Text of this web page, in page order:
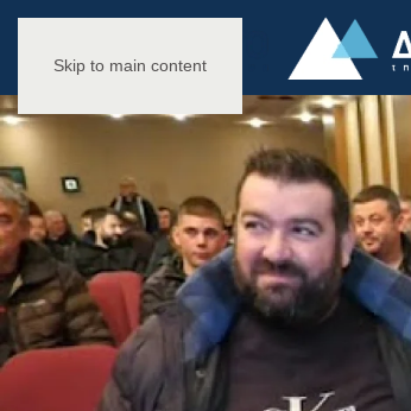
Skip to main content